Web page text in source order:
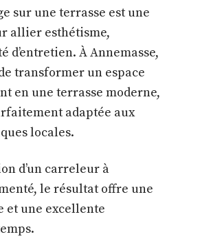
sur une terrasse est une
allier esthétisme,
d’entretien. À Annemasse,
transformer un espace
en une terrasse moderne,
adaptée aux
locales.
d’un carreleur à
le résultat offre une
une excellente